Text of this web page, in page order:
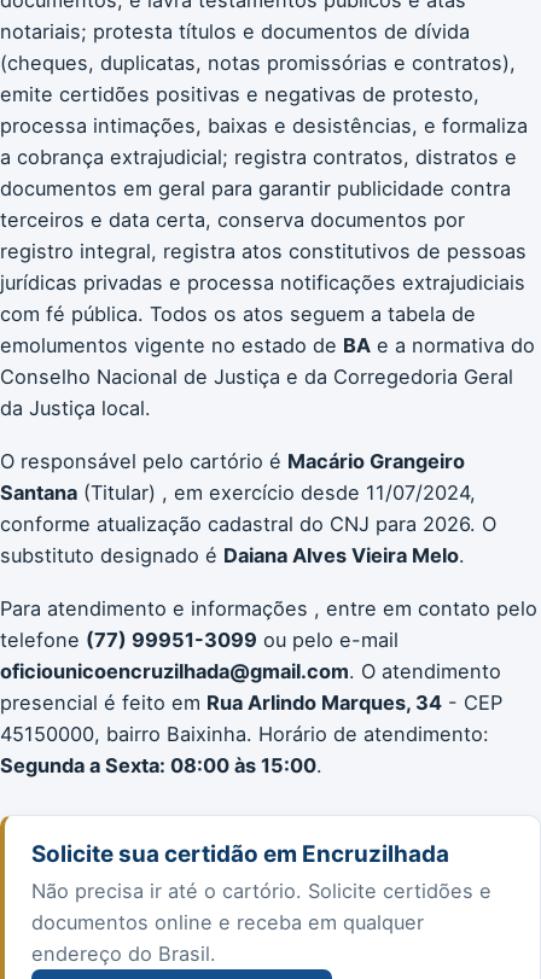
notariais; protesta títulos e documentos de dívida
(cheques, duplicatas, notas promissórias e contratos),
emite certidões positivas e negativas de protesto,
processa intimações, baixas e desistências, e formaliza
a cobrança extrajudicial; registra contratos, distratos e
documentos em geral para garantir publicidade contra
terceiros e data certa, conserva documentos por
registro integral, registra atos constitutivos de pessoas
jurídicas privadas e processa notificações extrajudiciais
com fé pública. Todos os atos seguem a tabela de
emolumentos vigente no estado de BA e a normativa do
Conselho Nacional de Justiça e da Corregedoria Geral
da Justiça local.
O responsável pelo cartório é Macário Grangeiro
Santana (Titular) , em exercício desde 11/07/2024,
conforme atualização cadastral do CNJ para 2026. O
substituto designado é Daiana Alves Vieira Melo.
Para atendimento e informações , entre em contato pelo
telefone (77) 99951-3099 ou pelo e-mail
oficiounicoencruzilhada@gmail.com. O atendimento
presencial é feito em Rua Arlindo Marques, 34 - CEP
45150000, bairro Baixinha. Horário de atendimento:
Segunda a Sexta: 08:00 às 15:00.
Solicite sua certidão em Encruzilhada
Não precisa ir até o cartório. Solicite certidões e
documentos online e receba em qualquer
endereço do Brasil.